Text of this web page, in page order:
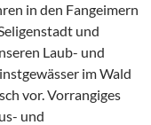
in den Fangeimern
und
Laub- und
im Wald
vor. Vorrangiges
und